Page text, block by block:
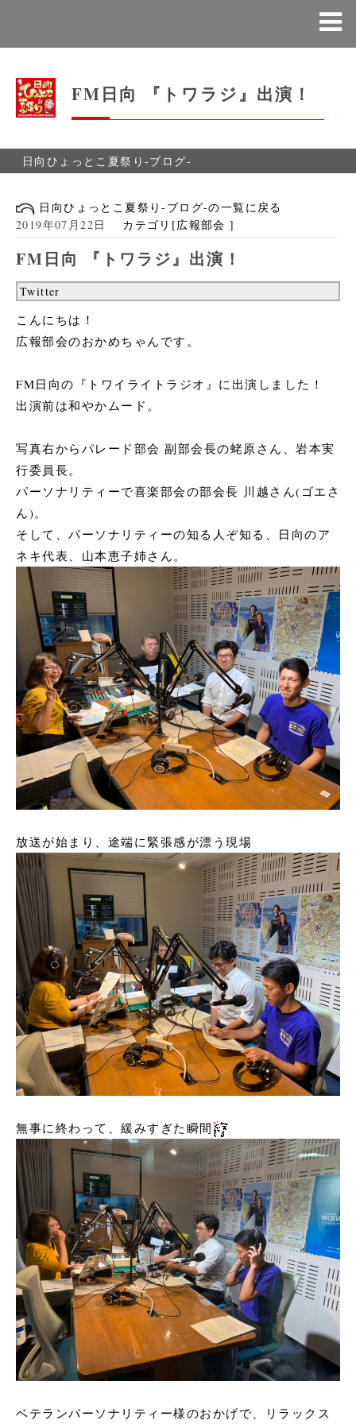
FM日向 『トワラジ』出演！
日向ひょっとこ夏祭り-ブログ-
日向ひょっとこ夏祭り-ブログ-の一覧に戻る
2019年07月22日
カテゴリ[広報部会 ]
FM日向 『トワラジ』出演！
Twitter
こんにちは！
広報部会のおかめちゃんです。
FM日向の『トワイライトラジオ』に出演しました！
出演前は和やかムード。
写真右からパレード部会 副部会長の蛯原さん、岩本実
行委員長。
パーソナリティーで喜楽部会の部会長 川越さん(ゴエさ
ん)。
そして、パーソナリティーの知る人ぞ知る、日向のア
ネキ代表、山本恵子姉さん。
放送が始まり、途端に緊張感が漂う現場
無事に終わって、緩みすぎた瞬間
ベテランパーソナリティー様のおかげで、リラックス